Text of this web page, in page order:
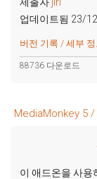
업데이트됨 23/
버전 기록 / 세부 정
88736 다운로드
MediaMonkey 5 /
이 애드온을 사용